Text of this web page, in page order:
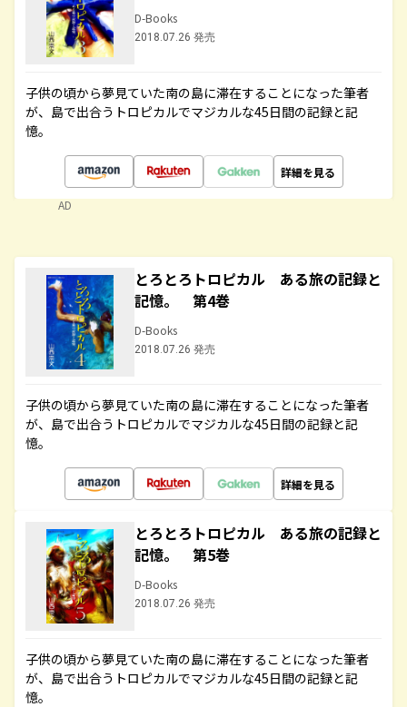
D-Books
2018.07.26 発売
子供の頃から夢見ていた南の島に滞在することになった筆者
が、島で出合うトロピカルでマジカルな45日間の記録と記
憶。
詳細を見る
AD
とろとろトロピカル ある旅の記録と
記憶。 第4巻
D-Books
2018.07.26 発売
子供の頃から夢見ていた南の島に滞在することになった筆者
が、島で出合うトロピカルでマジカルな45日間の記録と記
憶。
詳細を見る
とろとろトロピカル ある旅の記録と
記憶。 第5巻
D-Books
2018.07.26 発売
子供の頃から夢見ていた南の島に滞在することになった筆者
が、島で出合うトロピカルでマジカルな45日間の記録と記
憶。